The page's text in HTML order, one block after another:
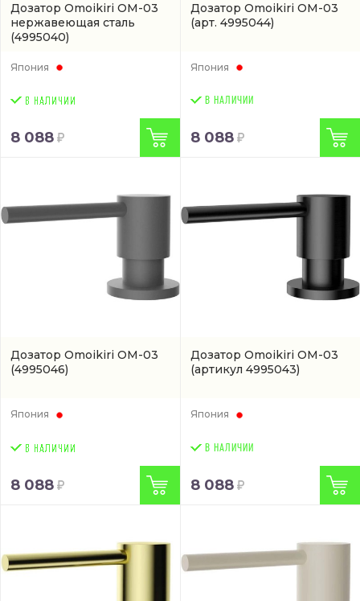
Дозатор Omoikiri OM-03
нержавеющая сталь
(4995040)
Япония
8 088
Дозатор Omoikiri OM-03
(арт. 4995044)
Япония
В НАЛИЧИИ
8 088
Дозатор Omoikiri OM-03
(4995046)
Япония
8 088
Дозатор Omoikiri OM-03
(артикул 4995043)
Япония
В НАЛИЧИИ
8 088